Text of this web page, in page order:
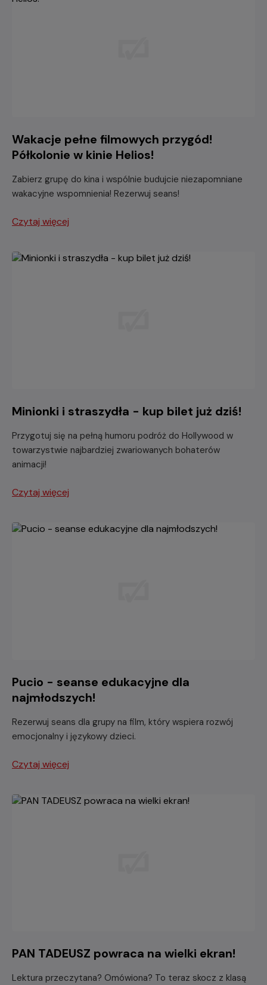
Wakacje pełne filmowych przygód!
Półkolonie w kinie Helios!
Zabierz grupę do kina i wspólnie budujcie niezapomniane
wakacyjne wspomnienia! Rezerwuj seans!
Czytaj więcej
Minionki i straszydła - kup bilet już dziś!
Przygotuj się na pełną humoru podróż do Hollywood w
towarzystwie najbardziej zwariowanych bohaterów
animacji!
Czytaj więcej
Pucio - seanse edukacyjne dla
najmłodszych!
Rezerwuj seans dla grupy na film, który wspiera rozwój
emocjonalny i językowy dzieci.
Czytaj więcej
PAN TADEUSZ powraca na wielki ekran!
Lektura przeczytana? Omówiona? To teraz skocz z klasą